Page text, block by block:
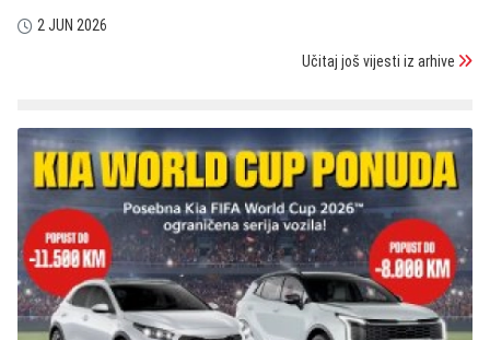
2 JUN 2026
Učitaj još vijesti iz arhive